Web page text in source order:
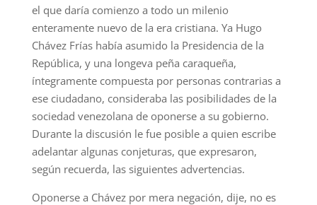
el que daría comienzo a todo un milenio
enteramente nuevo de la era cristiana. Ya Hugo
Chávez Frías había asumido la Presidencia de la
República, y una longeva peña caraqueña,
íntegramente compuesta por personas contrarias a
ese ciudadano, consideraba las posibilidades de la
sociedad venezolana de oponerse a su gobierno.
Durante la discusión le fue posible a quien escribe
adelantar algunas conjeturas, que expresaron,
según recuerda, las siguientes advertencias.
Oponerse a Chávez por mera negación, dije, no es